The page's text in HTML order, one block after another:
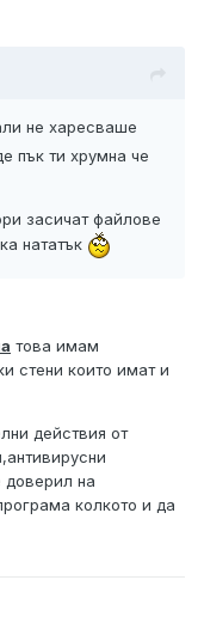
не харесваше
пък ти хрумна че
засичат файлове
нататък
това имам
стени които имат и
действия от
доверил на
колкото и да